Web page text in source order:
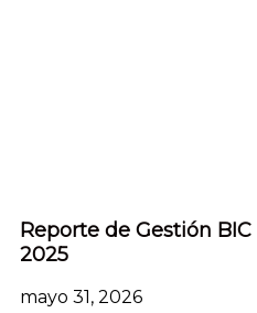
Reporte de Gestión
2025
mayo 31, 2026